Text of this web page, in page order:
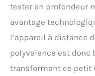
tester en profondeur
avantage
l’appareil à distance
polyvalence est donc
transformant ce petit